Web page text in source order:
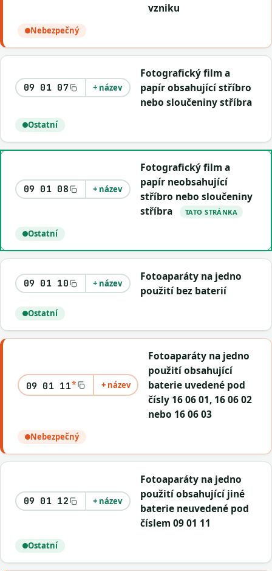
vzniku
Nebezpečný
09 01 07 + název
Fotografický film a
papír obsahující stříbro
nebo sloučeniny stříbra
Ostatní
09 01 08 + název
Fotografický film a
papír neobsahující
stříbro nebo sloučeniny
stříbra
TATO STRÁNKA
Ostatní
09 01 10 + název
Fotoaparáty na jedno
použití bez baterií
Ostatní
09 01 11* + název
Fotoaparáty na jedno
použití obsahující
baterie uvedené pod
čísly 16 06 01, 16 06 02
nebo 16 06 03
Nebezpečný
09 01 12 + název
Fotoaparáty na jedno
použití obsahující jiné
baterie neuvedené pod
číslem 09 01 11
Ostatní